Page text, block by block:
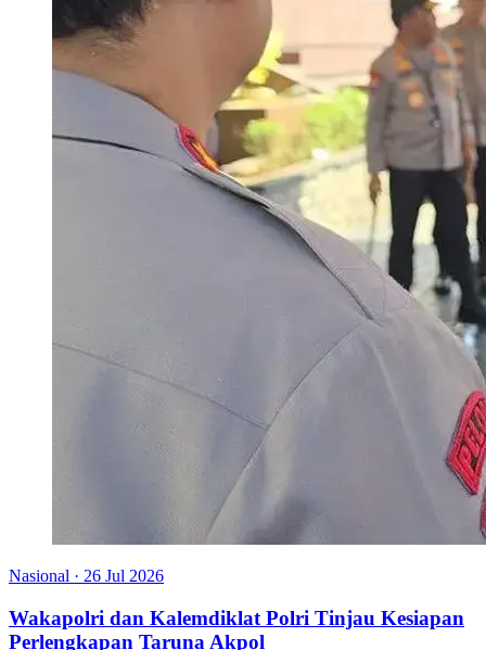
Nasional · 26 Jul 2026
Wakapolri dan Kalemdiklat Polri Tinjau Kesiapan
Perlengkapan Taruna Akpol